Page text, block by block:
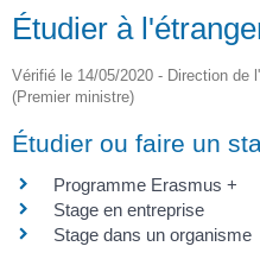
Étudier à
Vérifié le 14/05/2020 - Direction de
(Premier ministre)
Étudier ou faire un
Programme Erasmus +
Stage en entreprise
Stage dans un organisme